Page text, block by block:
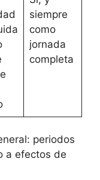
siempre
como
jornada
completa
periodos
a efectos de